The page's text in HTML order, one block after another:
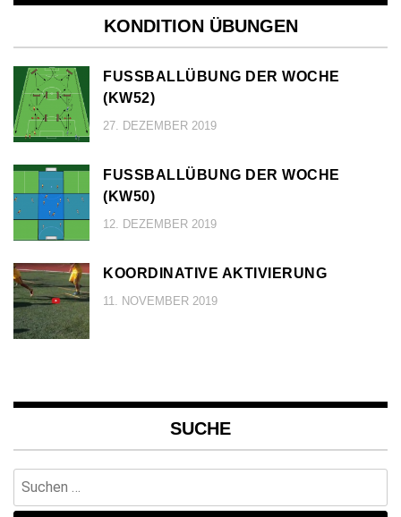
KONDITION ÜBUNGEN
FUSSBALLÜBUNG DER WOCHE (
KW52)
27. DEZEMBER 2019
FUSSBALLÜBUNG DER WOCHE (
KW50)
12. DEZEMBER 2019
KOORDINATIVE AKTIVIERUNG
11. NOVEMBER 2019
SUCHE
nach: